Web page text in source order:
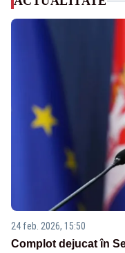
24 feb. 2026, 15:50
Complot dejucat în